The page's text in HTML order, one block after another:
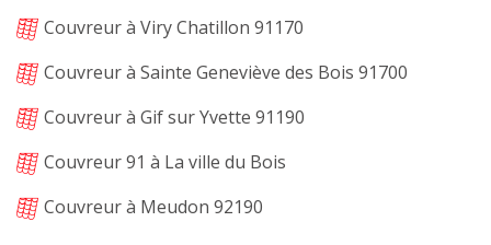
Couvreur à Viry Chatillon 91170
Couvreur à Sainte Geneviève des Bois 91700
Couvreur à Gif sur Yvette 91190
Couvreur 91 à La ville du Bois
Couvreur à Meudon 92190